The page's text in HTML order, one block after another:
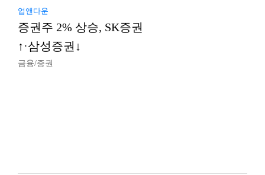
업앤다운
증권주 2% 상승, SK증권
↑·삼성증권↓
금융/증권